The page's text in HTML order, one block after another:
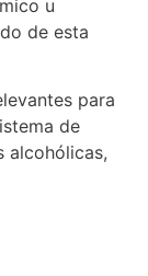
u
de esta
para
de
alcohólicas,